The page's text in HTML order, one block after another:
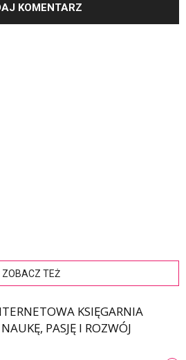
ZOBACZ TEŻ
KSIĘGARNIA
PASJĘ I ROZWÓJ